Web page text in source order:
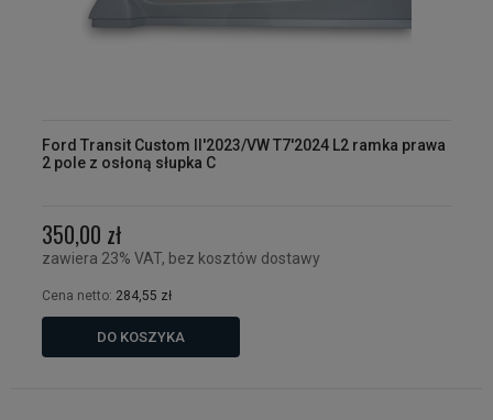
Ford Transit Custom II'2023/VW T7'2024 L2 ramka prawa
2 pole z osłoną słupka C
350,00 zł
zawiera 23% VAT, bez kosztów dostawy
Cena netto: 284,55 zł
DO KOSZYKA